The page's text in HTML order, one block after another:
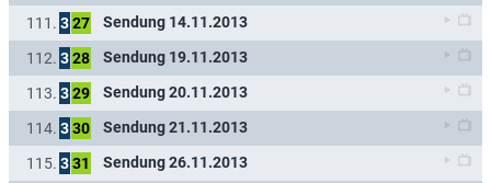
111. 327 Sendung 14.11.2013
112. 328 Sendung 19.11.2013
113. 329 Sendung 20.11.2013
114. 330 Sendung 21.11.2013
115. 331 Sendung 26.11.2013